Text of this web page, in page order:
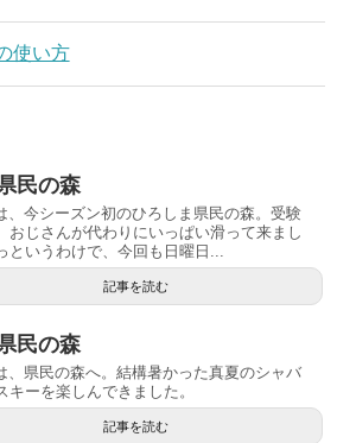
使い方
民の森
今シーズン初のひろしま県民の森。受験
おじさんが代わりにいっぱい滑って来まし
というわけで、今回も日曜日...
記事を読む
民の森
県民の森へ。結構暑かった真夏のシャバ
キーを楽しんできました。
記事を読む